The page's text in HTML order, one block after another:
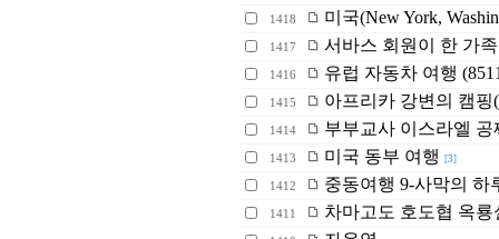
1418 미국(New York,
1417 서바스 회원이 한 가
1416 유럽 자동차 여행
1415 아프리카 강변의 캠
1414 부부교사 이스라엘 공
1413 미국 동부 여행 [3]
1412 중동여행 9-사막의 하
1411 차마고도 호도협 옥룡